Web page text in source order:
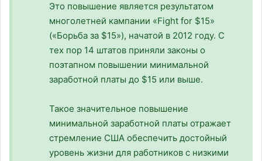
Это повышение является результатом
многолетней кампании «Fight for $15»
(«Борьба за $15»), начатой в 2012 году. С
тех пор 14 штатов приняли законы о
поэтапном повышении минимальной
заработной платы до $15 или выше.
Такое значительное повышение
минимальной заработной платы отражает
стремление США обеспечить достойный
уровень жизни для работников с низкими